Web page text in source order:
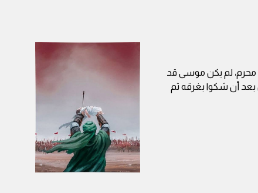
محرم، لم يكن موسى قد
بعد أن شكوا بغرقه ثم